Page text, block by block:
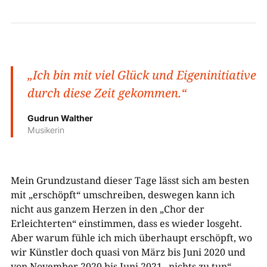
„Ich bin mit viel Glück und Eigeninitiative
durch diese Zeit gekommen.“
Gudrun Walther
Musikerin
Mein Grundzustand dieser Tage lässt sich am besten
mit „erschöpft“ umschreiben, deswegen kann ich
nicht aus ganzem Herzen in den „Chor der
Erleichterten“ einstimmen, dass es wieder losgeht.
Aber warum fühle ich mich überhaupt erschöpft, wo
wir Künstler doch quasi von März bis Juni 2020 und